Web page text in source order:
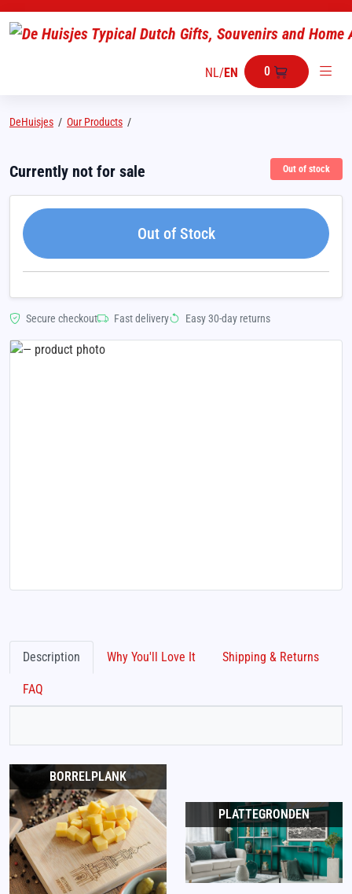
NL/EN 0
DeHuisjes / Our Products /
Currently not for sale Out of stock
Out of Stock
Secure checkout Fast delivery Easy 30-day returns
Description Why You'll Love It Shipping & Returns
FAQ
BORRELPLANK
PLATTEGRONDEN